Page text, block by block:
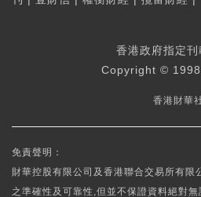
香港政府指定
Copyright © 1998
香港財華
免責聲明：
財華控股有限公司及香港聯合交易所有限
之準確性及可靠性,但並不保證資料絕對